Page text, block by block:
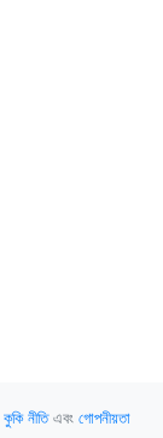
কুকি নীতিএবং গোপনীয়তা